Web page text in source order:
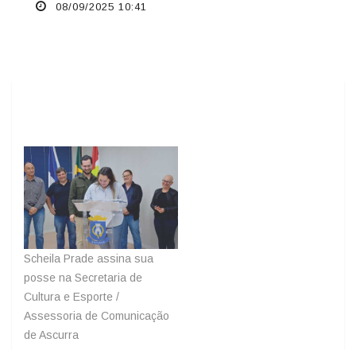
08/09/2025 10:41
Scheila Prade assina sua
posse na Secretaria de
Cultura e Esporte /
Assessoria de Comunicação
de Ascurra